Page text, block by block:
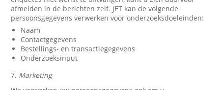
afmelden in de berichten zelf. JET kan de volgende
persoonsgegevens verwerken voor onderzoeksdoeleinden:
Naam
Contactgegevens
Bestellings- en transactiegegevens
Onderzoeksinput
7. Marketing